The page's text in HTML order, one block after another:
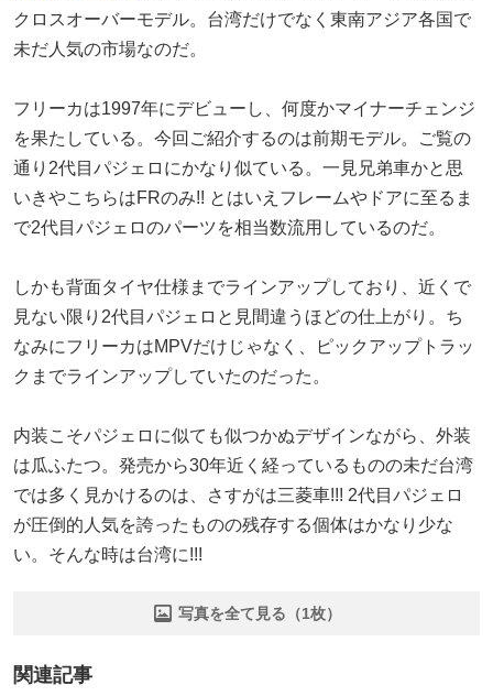
クロスオーバーモデル。台湾だけでなく東南アジア各国で
未だ人気の市場なのだ。
フリーカは1997年にデビューし、何度かマイナーチェンジ
を果たしている。今回ご紹介するのは前期モデル。ご覧の
通り2代目パジェロにかなり似ている。一見兄弟車かと思
いきやこちらはFRのみ!! とはいえフレームやドアに至るま
で2代目パジェロのパーツを相当数流用しているのだ。
しかも背面タイヤ仕様までラインアップしており、近くで
見ない限り2代目パジェロと見間違うほどの仕上がり。ち
なみにフリーカはMPVだけじゃなく、ピックアップトラッ
クまでラインアップしていたのだった。
内装こそパジェロに似ても似つかぬデザインながら、外装
は瓜ふたつ。発売から30年近く経っているものの未だ台湾
では多く見かけるのは、さすがは三菱車!!! 2代目パジェロ
が圧倒的人気を誇ったものの残存する個体はかなり少な
い。そんな時は台湾に!!!
写真を全て見る（1枚）
関連記事